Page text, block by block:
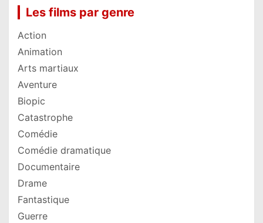
Les films par genre
Action
Animation
Arts martiaux
Aventure
Biopic
Catastrophe
Comédie
Comédie dramatique
Documentaire
Drame
Fantastique
Guerre